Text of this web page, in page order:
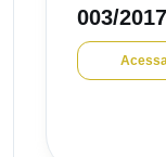
003/2017